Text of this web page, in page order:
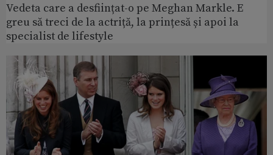
Vedeta care a desființat-o pe Meghan Markle. E
greu să treci de la actriță, la prințesă și apoi la
specialist de lifestyle